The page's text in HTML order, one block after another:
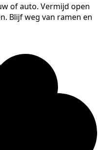
of auto. Vermijd open
Blijf weg van ramen en